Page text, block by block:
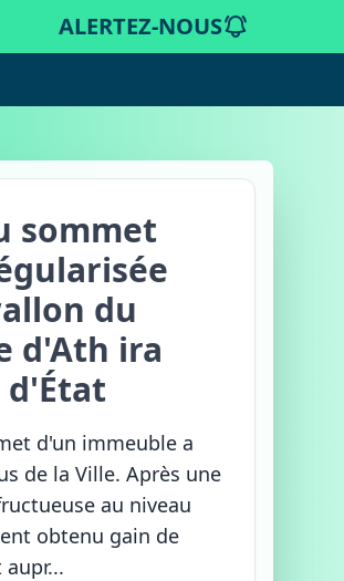
ALERTEZ-NOUS
sommet
du
d'Ath ira
d'État
d'un immeuble a
de la Ville. Après une
au niveau
obtenu gain de